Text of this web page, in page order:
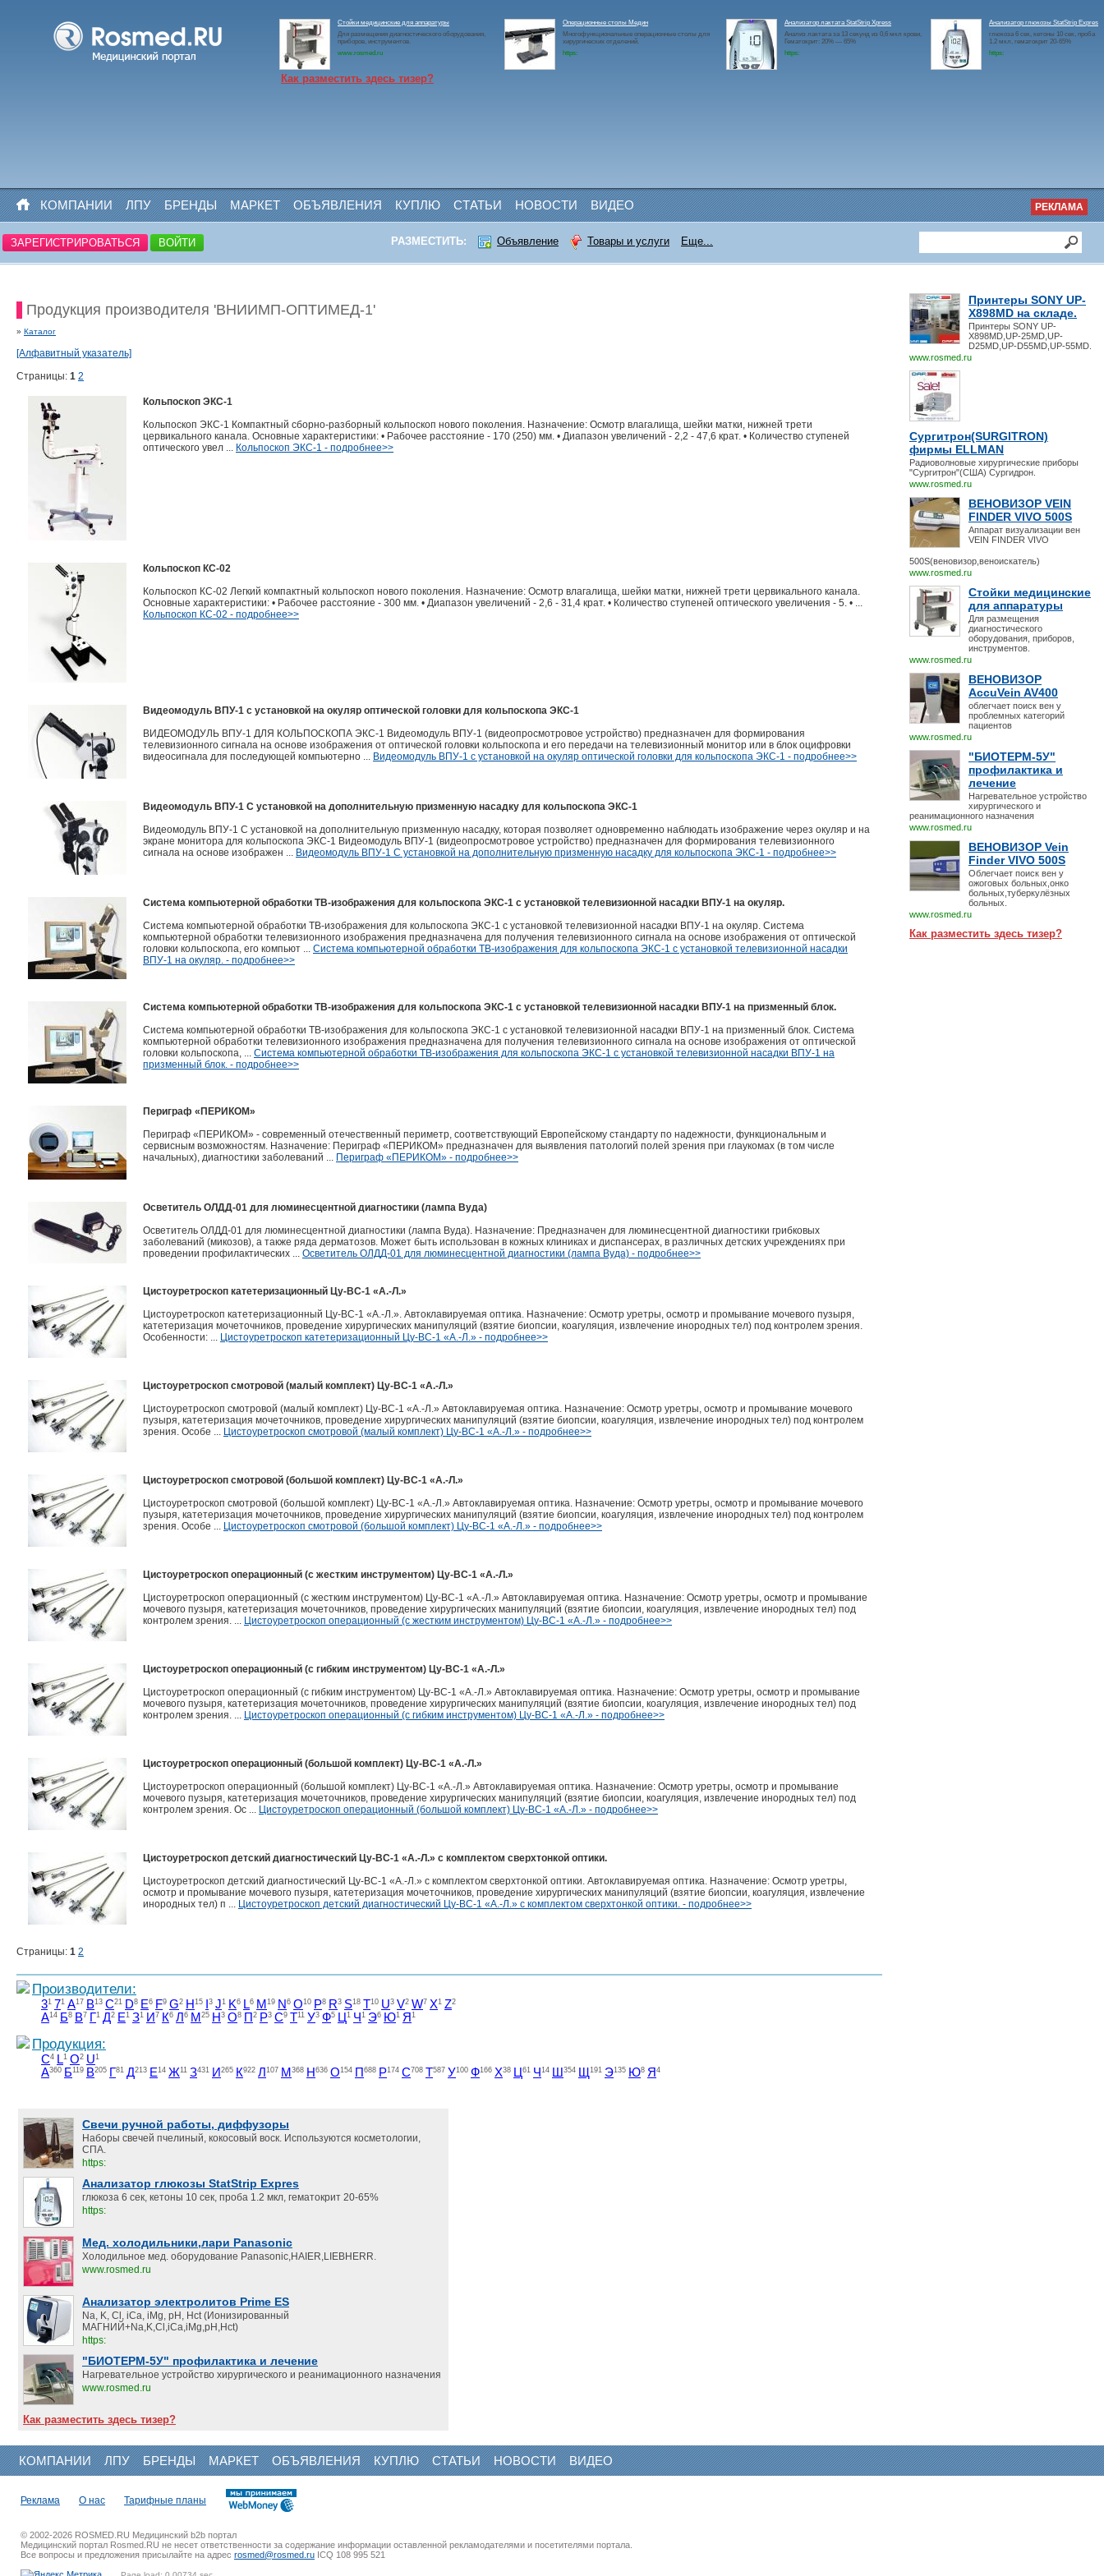
Стойки медицинские для аппаратуры
Для размещения диагностического оборудования,
приборов, инструментов.
www.rosmed.ru
Операционные столы Медин
Многофункциональные операционные столы для
хирургических отделений.
https:
Анализатор лактата StatStrip Xpress
Анализ лактата за 13 секунд из 0,6 мкл крови,
Гематокрит: 20% — 65%
https:
Анализатор глюкозы StatStrip Expres
глюкоза 6 сек, кетоны 10 сек, проба
1.2 мкл, гематокрит 20-65%
https:
Как разместить здесь тизер?
КОМПАНИИ ЛПУ БРЕНДЫ МАРКЕТ ОБЪЯВЛЕНИЯ КУПЛЮ СТАТЬИ НОВОСТИ ВИДЕО РЕКЛАМА
ЗАРЕГИСТРИРОВАТЬСЯ ВОЙТИ РАЗМЕСТИТЬ: Объявление Товары и услуги Еще...
Принтеры SONY UP-
X898MD на складе.
Принтеры SONY UP-
X898MD,UP-25MD,UP-
D25MD,UP-D55MD,UP-55MD.
www.rosmed.ru
Сургитрон(SURGITRON)
фирмы ELLMAN
Радиоволновые хирургические приборы
"Сургитрон"(США) Сургидрон.
www.rosmed.ru
ВЕНОВИЗОР VEIN
FINDER VIVO 500S
Аппарат визуализации вен
VEIN FINDER VIVO
500S(веновизор,веноискатель)
www.rosmed.ru
Стойки медицинские
для аппаратуры
Для размещения
диагностического
оборудования, приборов,
инструментов.
www.rosmed.ru
ВЕНОВИЗОР
AccuVein AV400
облегчает поиск вен у
проблемных категорий
пациентов
www.rosmed.ru
"БИОТЕРМ-5У"
профилактика и
лечение
Нагревательное устройство
хирургического и
реанимационного назначения
www.rosmed.ru
ВЕНОВИЗОР Vein
Finder VIVO 500S
Облегчает поиск вен у
ожоговых больных,онко
больных,туберкулёзных
больных.
www.rosmed.ru
Как разместить здесь тизер?
Продукция производителя 'ВНИИМП-ОПТИМЕД-1'
» Каталог
[Алфавитный указатель]
Страницы: 1 2
Кольпоскоп ЭКС-1
Кольпоскоп ЭКС-1 Компактный сборно-разборный кольпоскоп нового поколения. Назначение: Осмотр влагалища, шейки матки, нижней трети
цервикального канала. Основные характеристики: • Рабочее расстояние - 170 (250) мм. • Диапазон увеличений - 2,2 - 47,6 крат. • Количество ступеней
оптического увел ... Кольпоскоп ЭКС-1 - подробнее>>
Кольпоскоп КС-02
Кольпоскоп КС-02 Легкий компактный кольпоскоп нового поколения. Назначение: Осмотр влагалища, шейки матки, нижней трети цервикального канала.
Основные характеристики: • Рабочее расстояние - 300 мм. • Диапазон увеличений - 2,6 - 31,4 крат. • Количество ступеней оптического увеличения - 5. • ...
Кольпоскоп КС-02 - подробнее>>
Видеомодуль ВПУ-1 с установкой на окуляр оптической головки для кольпоскопа ЭКС-1
ВИДЕОМОДУЛЬ ВПУ-1 ДЛЯ КОЛЬПОСКОПА ЭКС-1 Видеомодуль ВПУ-1 (видеопросмотровое устройство) предназначен для формирования
телевизионного сигнала на основе изображения от оптической головки кольпоскопа и его передачи на телевизионный монитор или в блок оцифровки
видеосигнала для последующей компьютерно ... Видеомодуль ВПУ-1 с установкой на окуляр оптической головки для кольпоскопа ЭКС-1 - подробнее>>
Видеомодуль ВПУ-1 С установкой на дополнительную призменную насадку для кольпоскопа ЭКС-1
Видеомодуль ВПУ-1 С установкой на дополнительную призменную насадку, которая позволяет одновременно наблюдать изображение через окуляр и на
экране монитора для кольпоскопа ЭКС-1 Видеомодуль ВПУ-1 (видеопросмотровое устройство) предназначен для формирования телевизионного
сигнала на основе изображен ... Видеомодуль ВПУ-1 С установкой на дополнительную призменную насадку для кольпоскопа ЭКС-1 - подробнее>>
Система компьютерной обработки ТВ-изображения для кольпоскопа ЭКС-1 с установкой телевизионной насадки ВПУ-1 на окуляр.
Система компьютерной обработки ТВ-изображения для кольпоскопа ЭКС-1 с установкой телевизионной насадки ВПУ-1 на окуляр. Система
компьютерной обработки телевизионного изображения предназначена для получения телевизионного сигнала на основе изображения от оптической
головки кольпоскопа, его компьют ... Система компьютерной обработки ТВ-изображения для кольпоскопа ЭКС-1 с установкой телевизионной насадки
ВПУ-1 на окуляр. - подробнее>>
Система компьютерной обработки ТВ-изображения для кольпоскопа ЭКС-1 с установкой телевизионной насадки ВПУ-1 на призменный блок.
Система компьютерной обработки ТВ-изображения для кольпоскопа ЭКС-1 с установкой телевизионной насадки ВПУ-1 на призменный блок. Система
компьютерной обработки телевизионного изображения предназначена для получения телевизионного сигнала на основе изображения от оптической
головки кольпоскопа, ... Система компьютерной обработки ТВ-изображения для кольпоскопа ЭКС-1 с установкой телевизионной насадки ВПУ-1 на
призменный блок. - подробнее>>
Периграф «ПЕРИКОМ»
Периграф «ПЕРИКОМ» - современный отечественный периметр, соответствующий Европейскому стандарту по надежности, функциональным и
сервисным возможностям. Назначение: Периграф «ПЕРИКОМ» предназначен для выявления патологий полей зрения при глаукомах (в том числе
начальных), диагностики заболеваний ... Периграф «ПЕРИКОМ» - подробнее>>
Осветитель ОЛДД-01 для люминесцентной диагностики (лампа Вуда)
Осветитель ОЛДД-01 для люминесцентной диагностики (лампа Вуда). Назначение: Предназначен для люминесцентной диагностики грибковых
заболеваний (микозов), а также ряда дерматозов. Может быть использован в кожных клиниках и диспансерах, в различных детских учреждениях при
проведении профилактических ... Осветитель ОЛДД-01 для люминесцентной диагностики (лампа Вуда) - подробнее>>
Цистоуретроскоп катетеризационный Цу-ВС-1 «А.-Л.»
Цистоуретроскоп катетеризационный Цу-ВС-1 «А.-Л.». Автоклавируемая оптика. Назначение: Осмотр уретры, осмотр и промывание мочевого пузыря,
катетеризация мочеточников, проведение хирургических манипуляций (взятие биопсии, коагуляция, извлечение инородных тел) под контролем зрения.
Особенности: ... Цистоуретроскоп катетеризационный Цу-ВС-1 «А.-Л.» - подробнее>>
Цистоуретроскоп смотровой (малый комплект) Цу-ВС-1 «А.-Л.»
Цистоуретроскоп смотровой (малый комплект) Цу-ВС-1 «А.-Л.» Автоклавируемая оптика. Назначение: Осмотр уретры, осмотр и промывание мочевого
пузыря, катетеризация мочеточников, проведение хирургических манипуляций (взятие биопсии, коагуляция, извлечение инородных тел) под контролем
зрения. Особе ... Цистоуретроскоп смотровой (малый комплект) Цу-ВС-1 «А.-Л.» - подробнее>>
Цистоуретроскоп смотровой (большой комплект) Цу-ВС-1 «А.-Л.»
Цистоуретроскоп смотровой (большой комплект) Цу-ВС-1 «А.-Л.» Автоклавируемая оптика. Назначение: Осмотр уретры, осмотр и промывание мочевого
пузыря, катетеризация мочеточников, проведение хирургических манипуляций (взятие биопсии, коагуляция, извлечение инородных тел) под контролем
зрения. Особе ... Цистоуретроскоп смотровой (большой комплект) Цу-ВС-1 «А.-Л.» - подробнее>>
Цистоуретроскоп операционный (с жестким инструментом) Цу-ВС-1 «А.-Л.»
Цистоуретроскоп операционный (с жестким инструментом) Цу-ВС-1 «А.-Л.» Автоклавируемая оптика. Назначение: Осмотр уретры, осмотр и промывание
мочевого пузыря, катетеризация мочеточников, проведение хирургических манипуляций (взятие биопсии, коагуляция, извлечение инородных тел) под
контролем зрения. ... Цистоуретроскоп операционный (с жестким инструментом) Цу-ВС-1 «А.-Л.» - подробнее>>
Цистоуретроскоп операционный (с гибким инструментом) Цу-ВС-1 «А.-Л.»
Цистоуретроскоп операционный (с гибким инструментом) Цу-ВС-1 «А.-Л.» Автоклавируемая оптика. Назначение: Осмотр уретры, осмотр и промывание
мочевого пузыря, катетеризация мочеточников, проведение хирургических манипуляций (взятие биопсии, коагуляция, извлечение инородных тел) под
контролем зрения. ... Цистоуретроскоп операционный (с гибким инструментом) Цу-ВС-1 «А.-Л.» - подробнее>>
Цистоуретроскоп операционный (большой комплект) Цу-ВС-1 «А.-Л.»
Цистоуретроскоп операционный (большой комплект) Цу-ВС-1 «А.-Л.» Автоклавируемая оптика. Назначение: Осмотр уретры, осмотр и промывание
мочевого пузыря, катетеризация мочеточников, проведение хирургических манипуляций (взятие биопсии, коагуляция, извлечение инородных тел) под
контролем зрения. Ос ... Цистоуретроскоп операционный (большой комплект) Цу-ВС-1 «А.-Л.» - подробнее>>
Цистоуретроскоп детский диагностический Цу-ВС-1 «А.-Л.» с комплектом сверхтонкой оптики.
Цистоуретроскоп детский диагностический Цу-ВС-1 «А.-Л.» с комплектом сверхтонкой оптики. Автоклавируемая оптика. Назначение: Осмотр уретры,
осмотр и промывание мочевого пузыря, катетеризация мочеточников, проведение хирургических манипуляций (взятие биопсии, коагуляция, извлечение
инородных тел) п ... Цистоуретроскоп детский диагностический Цу-ВС-1 «А.-Л.» с комплектом сверхтонкой оптики. - подробнее>>
Страницы: 1 2
Производители:
31 71 A17 B13 C21 D8 E6 F9 G2 H 15 3 J1 K6 L6 M 19 N 6 O10 P8 R3 S18 T10 U3 V2 W7 X1 Z2
А14 Б8 В7 Г1 Д2 Е1 З1 И 7 К6 Л 6 М 25 Н 3 О8 П 2 Р3 С9 Т11 У3 Ф5 Ц 1 Ч 1 Э6 Ю1 Я 1
Продукция:
C4 L1 O2 U1
А360 Б119 В205 Г81 Д213 Е14 Ж11 З431 И 265 К922 Л 107 М 368 Н 636 О154 П 688 Р174 С708 Т587 У100 Ф166 Х38 Ц 61 Ч 14 Ш 354 Щ 191 Э135 Ю8 Я 4
Свечи ручной работы, диффузоры
Наборы свечей пчелиный, кокосовый воск. Используются косметологии,
СПА.
https:
Анализатор глюкозы StatStrip Expres
глюкоза 6 сек, кетоны 10 сек, проба 1.2 мкл, гематокрит 20-65%
https:
Мед. холодильники,лари Panasonic
Холодильное мед. оборудование Panasonic,HAIER,LIEBHERR.
www.rosmed.ru
Анализатор электролитов Prime ES
Na, K, Cl, iCa, iMg, pH, Hct (Ионизированный
МАГНИЙ+Na,K,Cl,iCa,iMg,pH,Hct)
https:
"БИОТЕРМ-5У" профилактика и лечение
Нагревательное устройство хирургического и реанимационного назначения
www.rosmed.ru
Как разместить здесь тизер?
КОМПАНИИ ЛПУ БРЕНДЫ МАРКЕТ ОБЪЯВЛЕНИЯ КУПЛЮ СТАТЬИ НОВОСТИ ВИДЕО
Реклама О нас Тарифные планы
© 2002-2026 ROSMED.RU Медицинский b2b портал
Медицинский портал Rosmed.RU не несет ответственности за содержание информации оставленной рекламодателями и посетителями портала.
Все вопросы и предложения присылайте на адрес rosmed@rosmed.ru ICQ 108 995 521